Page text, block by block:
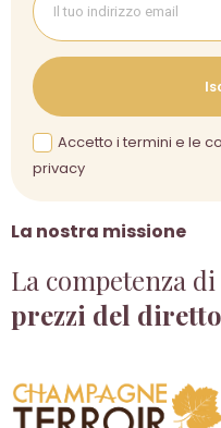
La nostra missione
La competenza
prezzi del
Accetto i termini e le
privacy